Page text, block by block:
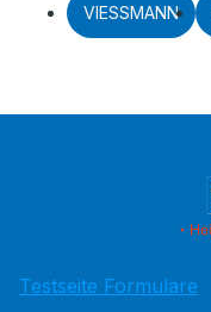
VIESSMANN
Testseite Formulare